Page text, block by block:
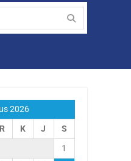
2026
R K J
S
1